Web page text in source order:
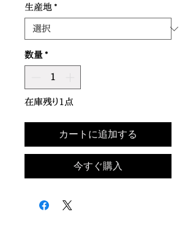
生産地 *
数量 *
在庫残り1点
カートに追加する
今すぐ購入